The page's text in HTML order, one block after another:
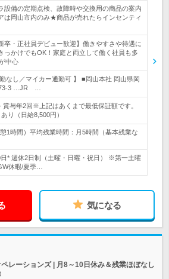
設備の定期点検、故障時や交換用の商品の案内
は岡山市内のみ★商品が売れたらインセンティ
卒・正社員デビュー歓迎】働きやすさや待遇に
っかけでもOK！家庭と両立して働く社員も多
中心
勤なし／マイカー通勤可 】 ■岡山本社 岡山県岡
3 …JR …
賞与年2回※上記はあくまで最低保証額です。
り（日給8,500円）
1時間）平均残業時間：月5時間（基本残業な
* 週休2日制（土曜・日曜・祝日） ※第一土曜
休暇/夏季…
気になる
レーションズ | 月8～10日休み＆残業ほぼなし